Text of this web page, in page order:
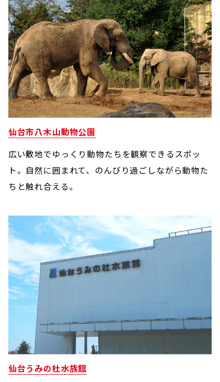
仙台市八木山動物公園
広い敷地でゆっくり動物たちを観察できるスポッ
ト。自然に囲まれて、のんびり過ごしながら動物た
ちと触れ合える。
仙台うみの杜水族館